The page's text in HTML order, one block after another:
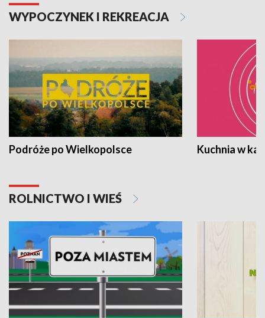
WYPOCZYNEK I REKREACJA
Podróże po Wielkopolsce Kuchnia w
ROLNICTWO I WIEŚ